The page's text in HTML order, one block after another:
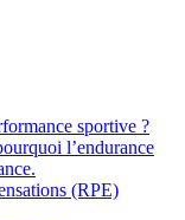
sportive ?
l’endurance
(RPE)